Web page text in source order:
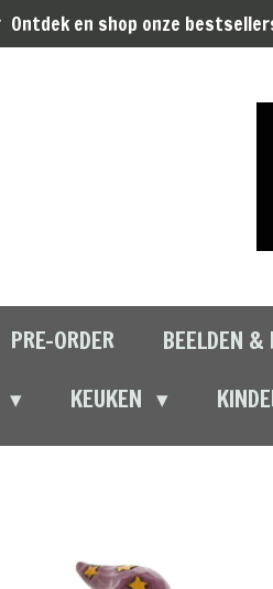
Ontdek en shop onze
PRE-ORDER BEELDEN &
KEUKEN